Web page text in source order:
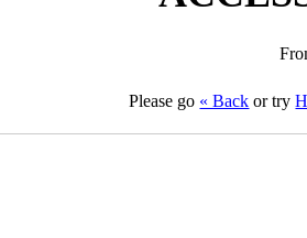
Please go « Back or try